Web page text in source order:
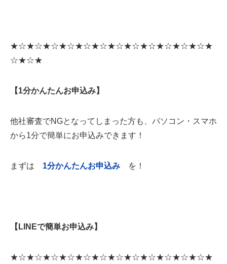
★☆★☆★☆★☆★☆★☆★☆★☆★☆★☆★☆★☆★
☆★☆★
【1分かんたんお申込み】
他社審査でNGとなってしまった方も、パソコン・スマホ
から1分で簡単にお申込みできます！
まずは 1分かんたんお申込み を！
【LINEで簡単お申込み】
★☆★☆★☆★☆★☆★☆★☆★☆★☆★☆★☆★☆★